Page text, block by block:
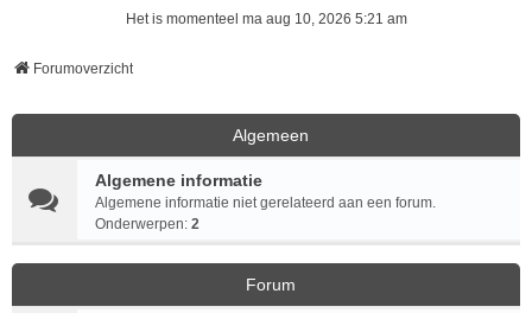
Het is momenteel ma aug 10, 2026 5:21 am
Forumoverzicht
Algemeen
Algemene informatie
Algemene informatie niet gerelateerd aan een forum.
Onderwerpen: 2
Forum